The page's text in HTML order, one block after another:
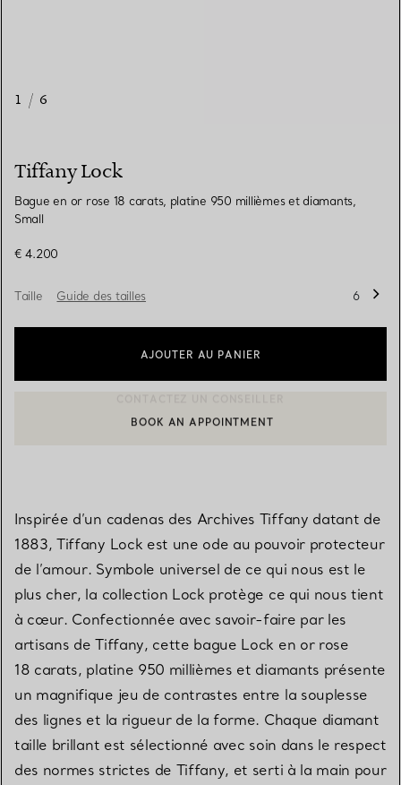
1 / 6
Tiffany Lock
Bague en or rose 18 carats, platine 950 millièmes et diamants,
Small
€ 4.200
Taille Guide des tailles 6
AJOUTER AU PANIER
CONTACTER UN CONSEILLER CLIENT OU PRENDRE RENDEZ-
BOOK AN APPOINTMENT
Inspirée d’un cadenas des Archives Tiffany datant de
1883, Tiffany Lock est une ode au pouvoir protecteur
de l’amour. Symbole universel de ce qui nous est le
plus cher, la collection Lock protège ce qui nous tient
à cœur. Confectionnée avec savoir-faire par les
artisans de Tiffany, cette bague Lock en or rose
18 carats, platine 950 millièmes et diamants présente
un magnifique jeu de contrastes entre la souplesse
des lignes et la rigueur de la forme. Chaque diamant
taille brillant est sélectionné avec soin dans le respect
des normes strictes de Tiffany, et serti à la main pour